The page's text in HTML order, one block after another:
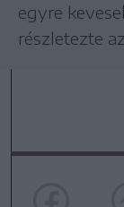
egyre
részletezte